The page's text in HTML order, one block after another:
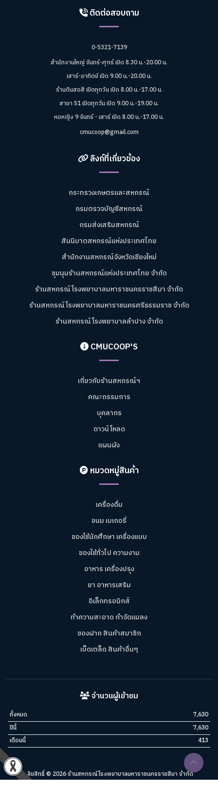
ติดต่อสอบถาม
0-5321-7139
สำนักงานใหญ่ จันทร์-ศุกร์ เปิด 8.30 น.-20.00 น.
เสาร์-อาทิตย์ เปิด 9.00 น.-20.00 น.
ร้านดินสอสี เปิดทุกวัน เปิด 8.00 น.-17.00 น.
สาขา S1 เปิดทุกวัน เปิด 9.00 น.-19.00 น.
หอหญิง 9 จันทร์ - เสาร์ เปิด 8.00 น.-17.00 น.
cmucoop@gmail.com
ลิงก์ที่เกี่ยวข้อง
กระทรวงเกษตรและสหกรณ์
กรมตรวจบัญชีสหกรณ์
กรมส่งเสริมสหกรณ์
สันนิบาตสหกรณ์แห่งประเทศไทย
สำนักงานสหกรณ์จังหวัดเชียงใหม่
ชุมนุมร้านสหกรณ์แห่งประเทศไทย จำกัด
ร้านสหกรณ์โรงพยาบาลมหาราชนครราชสีมา จำกัด
ร้านสหกรณ์โรงพยาบาลมหาราชนครศรีธรรมราช จำกัด
ร้านสหกรณ์โรงพยาบาลลำปาง จำกัด
CMUCOOP'S
เกี่ยวกับร้านสหกรณ์ฯ
คณะกรรมการ
บุคลากร
ดาวน์โหลด
แผนผัง
หมวดหมู่สินค้า
เครื่องดื่ม
ขนม เบเกอรี่
ของใช้นักศึกษา เครื่องแบบ
ของใช้ทั่วไป ความงาม
อาหาร เครื่องปรุง
ยา อาหารเสริม
อิเล็กทรอนิกส์
ทำความสะอาด กำจัดแมลง
ของฝาก สินค้าสมาชิก
เบ็ดเตล็ด สินค้าอื่นๆ
จำนวนผู้เข้าชม
ทั้งหมด
7,630
ปีนี้
7,630
เดือนนี้
413
ลิขสิทธิ์ © 2026 ร้านสหกรณ์โรงพยาบาลมหาราชนครราชสีมา จำกัด